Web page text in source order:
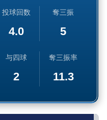
投球回数
4.0
奪三振
5
与四球
2
奪三振率
11.3